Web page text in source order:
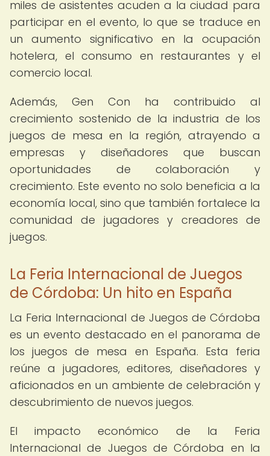
miles de asistentes acuden a la ciudad para
participar en el evento, lo que se traduce en
un aumento significativo en la ocupación
hotelera, el consumo en restaurantes y el
comercio local.
Además, Gen Con ha contribuido al
crecimiento sostenido de la industria de los
juegos de mesa en la región, atrayendo a
empresas y diseñadores que buscan
oportunidades de colaboración y
crecimiento. Este evento no solo beneficia a la
economía local, sino que también fortalece la
comunidad de jugadores y creadores de
juegos.
La Feria Internacional de Juegos
de Córdoba: Un hito en España
La Feria Internacional de Juegos de Córdoba
es un evento destacado en el panorama de
los juegos de mesa en España. Esta feria
reúne a jugadores, editores, diseñadores y
aficionados en un ambiente de celebración y
descubrimiento de nuevos juegos.
El impacto económico de la Feria
Internacional de Juegos de Córdoba en la